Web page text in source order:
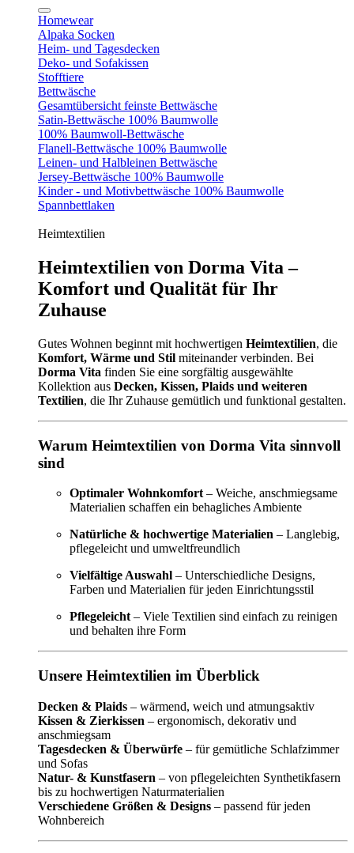
Homewear
Alpaka Socken
Heim- und Tagesdecken
Deko- und Sofakissen
Stofftiere
Bettwäsche
Gesamtübersicht feinste Bettwäsche
Satin-Bettwäsche 100% Baumwolle
100% Baumwoll-Bettwäsche
Flanell-Bettwäsche 100% Baumwolle
Leinen- und Halbleinen Bettwäsche
Jersey-Bettwäsche 100% Baumwolle
Kinder - und Motivbettwäsche 100% Baumwolle
Spannbettlaken
Heimtextilien
Heimtextilien von Dorma Vita –
Komfort und Qualität für Ihr
Zuhause
Gutes Wohnen beginnt mit hochwertigen Heimtextilien, die
Komfort, Wärme und Stil miteinander verbinden. Bei
Dorma Vita finden Sie eine sorgfältig ausgewählte
Kollektion aus Decken, Kissen, Plaids und weiteren
Textilien, die Ihr Zuhause gemütlich und funktional gestalten.
Warum Heimtextilien von Dorma Vita sinnvoll
sind
Optimaler Wohnkomfort – Weiche, anschmiegsame
Materialien schaffen ein behagliches Ambiente
Natürliche & hochwertige Materialien – Langlebig,
pflegeleicht und umweltfreundlich
Vielfältige Auswahl – Unterschiedliche Designs,
Farben und Materialien für jeden Einrichtungsstil
Pflegeleicht – Viele Textilien sind einfach zu reinigen
und behalten ihre Form
Unsere Heimtextilien im Überblick
Decken & Plaids – wärmend, weich und atmungsaktiv
Kissen & Zierkissen – ergonomisch, dekorativ und
anschmiegsam
Tagesdecken & Überwürfe – für gemütliche Schlafzimmer
und Sofas
Natur- & Kunstfasern – von pflegeleichten Synthetikfasern
bis zu hochwertigen Naturmaterialien
Verschiedene Größen & Designs – passend für jeden
Wohnbereich